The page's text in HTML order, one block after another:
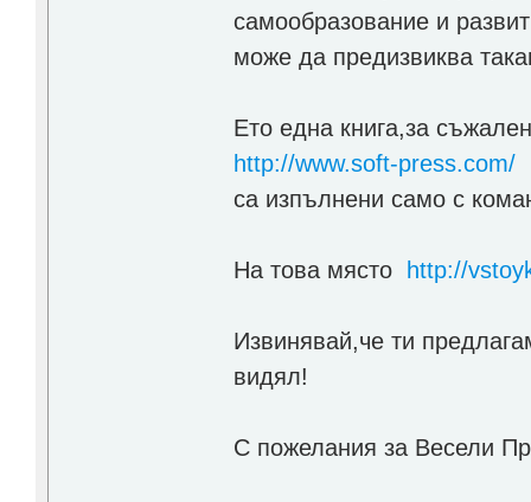
самообразование и
може да предизвиква
Ето една книга,за
http://www.soft-press.com/
са изпълнени само с
На това място http://
Извинявай,че ти
видял!
С пожелания за Весели